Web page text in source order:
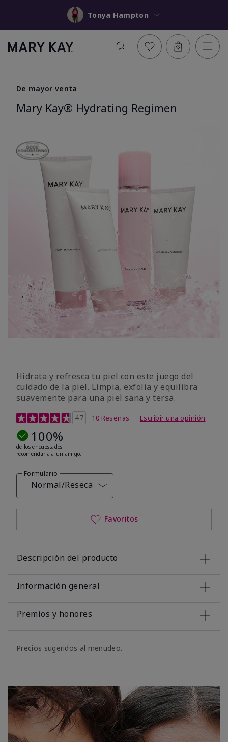
Tonya Hampton
De mayor venta
Mary Kay® Hydrating Regimen
Hidrata y refresca tu piel con este juego del
cuidado de la piel. Limpia, exfolia y equilibra
suavemente para una piel sana y tersa.
Calificación de clientes de 5 de 5
4.7 10 Reseñas Escribir una opinión
100%
de los encuestados
recomendaría a un amigo.
Formulario
Normal/Reseca
Favoritos
Descripción del producto
Información general
Premios y honores
Precios sugeridos al menudeo.